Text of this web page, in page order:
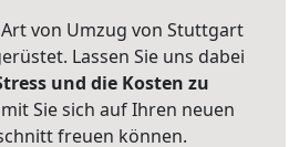
von Umzug von Stuttgart
Lassen Sie uns dabei
und die Kosten zu
Sie sich auf Ihren neuen
freuen können.